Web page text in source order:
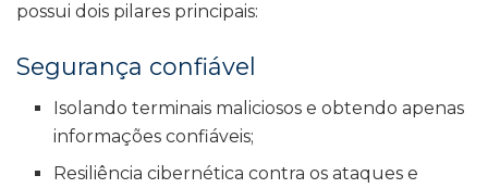
possui dois pilares principais:
Segurança confiável
Isolando terminais maliciosos e obtendo apenas
informações confiáveis;
Resiliência cibernética contra os ataques e